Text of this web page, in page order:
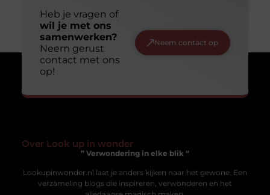
Uw privacy is voor ons van
groot belang.
Ontdek de Veelzijdigheid van Sportwinkel in Hilversum
Sportwinkel in Hilversum. hilversumtoday.nl. is al
jarenlang een begrip voor lokale sportliefhebbers,
fitnessfanaten en gezinnen. In deze blogpost nemen we